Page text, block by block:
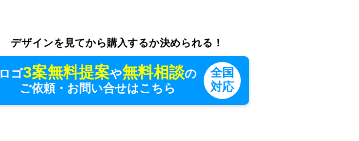
デザインを見てから購入するか決められる！
ロゴ3案無料提案や無料相談の
ご依頼・お問い合せはこちら
全国
対応